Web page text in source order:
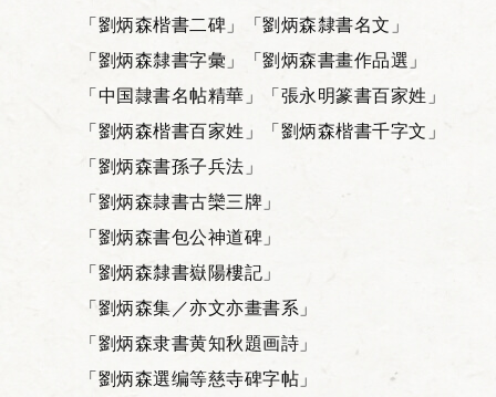
「劉炳森楷書二碑」
「劉炳森隸書名文」
「劉炳森隸書字彙」
「劉炳森書畫作品選」
「中国隷書名帖精華」
「張永明篆書百家姓」
「劉炳森楷書百家姓」
「劉炳森楷書千字文」
「劉炳森書孫子兵法」
「劉炳森隷書古欒三牌」
「劉炳森書包公神道碑」
「劉炳森隸書嶽陽樓記」
「劉炳森集／亦文亦畫書系」
「劉炳森隶書黄知秋題画詩」
「劉炳森選编等慈寺碑字帖」